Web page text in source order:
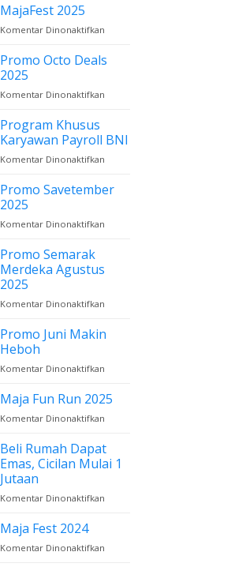
PMM
MajaFest 2025
Komentar Dinonaktifkan
2025
Promo Octo Deals
2025
Komentar Dinonaktifkan
Deals
2025
Program Khusus
Karyawan Payroll BNI
Komentar Dinonaktifkan
Khusus
Promo Savetember
2025
Komentar Dinonaktifkan
Promo Semarak
Merdeka Agustus
2025
Komentar Dinonaktifkan
Semarak
Promo Juni Makin
Heboh
Komentar Dinonaktifkan
Juni
Maja Fun Run 2025
Komentar Dinonaktifkan
Fun
Run
2025
Beli Rumah Dapat
Emas, Cicilan Mulai 1
Jutaan
Komentar Dinonaktifkan
Maja Fest 2024
Komentar Dinonaktifkan